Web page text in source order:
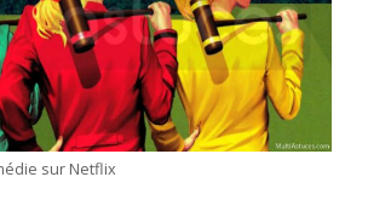
sur Netflix